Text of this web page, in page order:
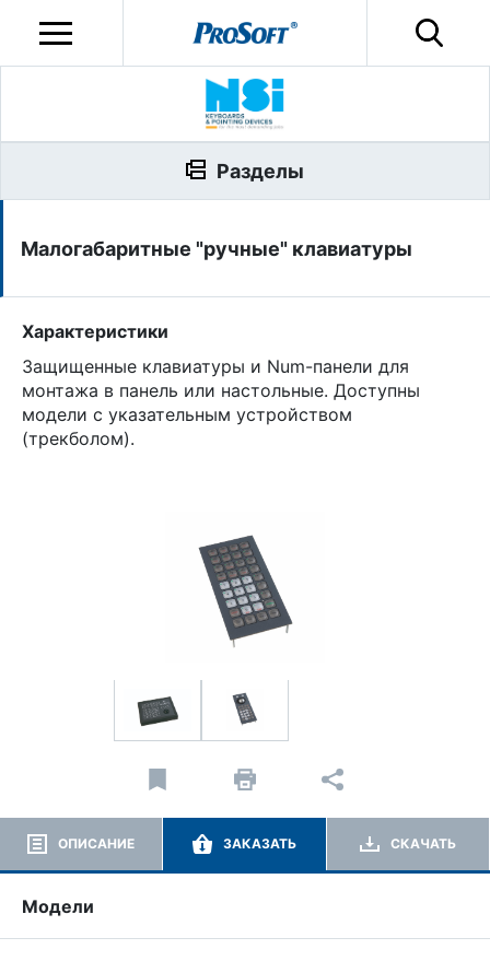
Малогабаритные "ручные" клавиатуры
Характеристики
Защищенные клавиатуры и Num-панели для
монтажа в панель или настольные. Доступны
модели с указательным устройством
(трекболом).
ОПИСАНИЕ ЗАКАЗАТЬ СКАЧАТЬ
Модели
Разделы